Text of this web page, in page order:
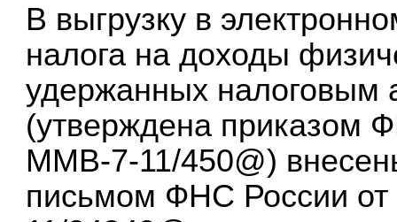
В выгрузку в
налога на доходы
удержанных
(утверждена приказом
ММВ-7-11/450@)
письмом ФНС России